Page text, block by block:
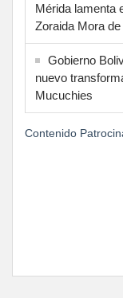
Mérida lamenta
Zoraida Mora
Gobierno
nuevo
Mucuchies
Contenido